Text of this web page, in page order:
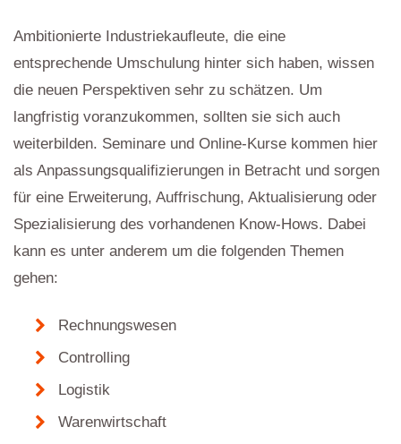
Ambitionierte Industriekaufleute, die eine
entsprechende Umschulung hinter sich haben, wissen
die neuen Perspektiven sehr zu schätzen. Um
langfristig voranzukommen, sollten sie sich auch
weiterbilden. Seminare und Online-Kurse kommen hier
als Anpassungsqualifizierungen in Betracht und sorgen
für eine Erweiterung, Auffrischung, Aktualisierung oder
Spezialisierung des vorhandenen Know-Hows. Dabei
kann es unter anderem um die folgenden Themen
gehen:
Rechnungswesen
Controlling
Logistik
Warenwirtschaft